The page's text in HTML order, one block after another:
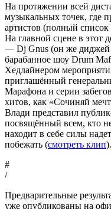
На протяжении всей
музыкальных точек, где
артистов (полный
На главной сцене в этот
— Dj Gnus (он же
барабанное шоу Drum
Хедлайнером
приглашённый
Марафона и серии
хитов, как «Сочиняй
Влади представил
посвящённый всем, кто
находит в себе силы
побежать (смотреть клип).
#
/
Предварительные
уже опубликованы на